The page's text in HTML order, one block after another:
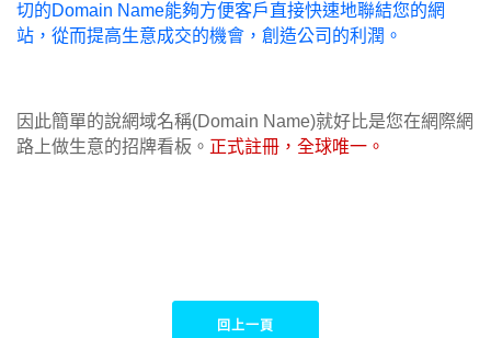
切的Domain Name能夠方便客戶直接快速地聯結您的網
站，從而提高生意成交的機會，創造公司的利潤。
因此簡單的說網域名稱(Domain Name)就好比是您在網際網
路上做生意的招牌看板。 正式註冊，全球唯一。